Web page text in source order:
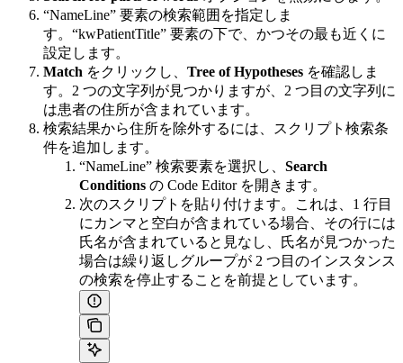
“NameLine” 要素の検索範囲を指定しま
す。“kwPatientTitle” 要素の下で、かつその最も近くに
設定します。
Match をクリックし、 Tree of Hypotheses を確認しま
す。2 つの文字列が見つかりますが、2 つ目の文字列に
は患者の住所が含まれています。
検索結果から住所を除外するには、スクリプト検索条
件を追加します。
“NameLine” 検索要素を選択し、 Search
Conditions の Code Editor を開きます。
次のスクリプトを貼り付けます。これは、1 行目
にカンマと空白が含まれている場合、その行には
氏名が含まれていると見なし、氏名が見つかった
場合は繰り返しグループが 2 つ目のインスタンス
の検索を停止することを前提としています。